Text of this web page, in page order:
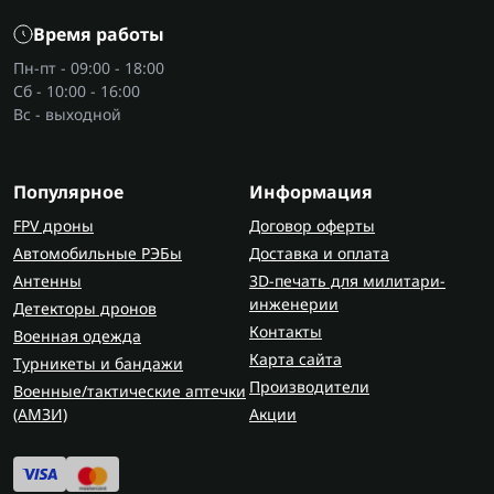
двигателя, креплением различных узлов.
В военной технике ими работают с ходовой
частью, рамными соединениями, механизмами.
Бывают ситуации, когда нет доступа к
Преимущества рожково-накидного
ключа
Двусторонний формат позволяет иметь два типа
захвата в одном инструменте. Это экономит
место внаборе торцевых насадок
работу.
Если ключ изготовлен из CrV стали методом
нагрузку и не деформируется при затягивании.
Важен и сам профиль - чем точнее посадка, тем
Время работы
Пн-пт - 09:00 - 18:00
Сб - 10:00 - 16:00
Вс - выходной
Популярное
FPV дроны
Автомобильные РЭБы
Антенны
Детекторы дронов
Военная одежда
Турникеты и бандажи
Военные/тактические аптечки
(AMЗИ)
Информация
Договор оферты
Доставка и оплата
3D-печать для милитари-
инженерии
Контакты
Карта сайта
Производители
Акции